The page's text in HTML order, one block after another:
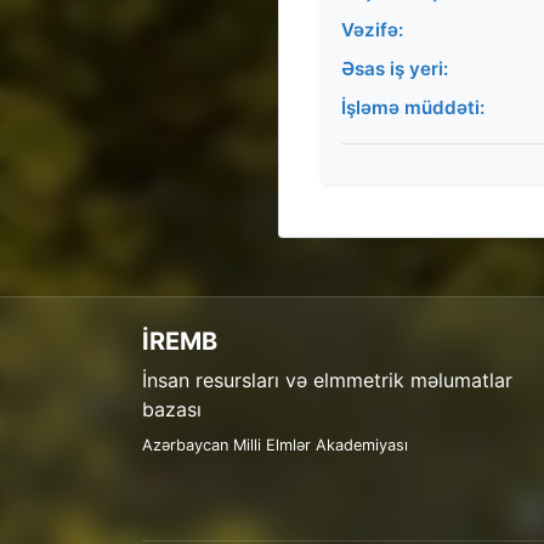
Vəzifə:
Əsas iş yeri:
İşləmə müddəti:
İREMB
İnsan resursları və elmmetrik məlumatlar
bazası
Azərbaycan Milli Elmlər Akademiyası